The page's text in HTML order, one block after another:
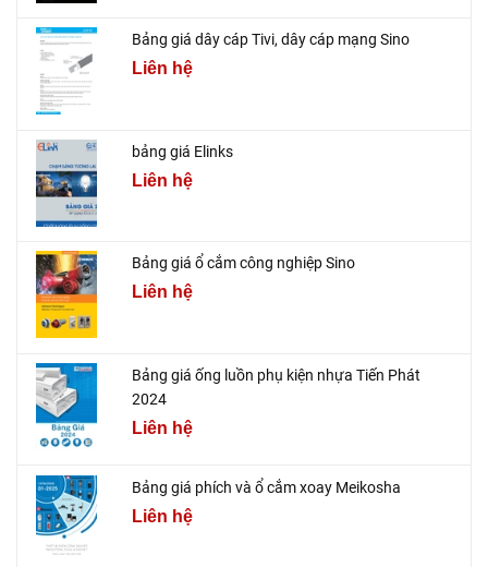
Bảng giá dây cáp Tivi, dây cáp mạng Sino
Liên hệ
bảng giá Elinks
Liên hệ
Bảng giá ổ cắm công nghiệp Sino
Liên hệ
Bảng giá ống luồn phụ kiện nhựa Tiến Phát
2024
Liên hệ
Bảng giá phích và ổ cắm xoay Meikosha
Liên hệ